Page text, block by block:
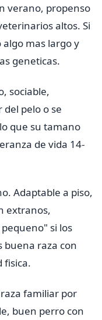
verano, propenso
altos. Si
algo mas largo y
geneticas.
sociable,
pelo o se
que su tamano
de vida 14-
Adaptable a piso,
extranos,
si los
buena raza con
fisica.
raza familiar por
buen perro con